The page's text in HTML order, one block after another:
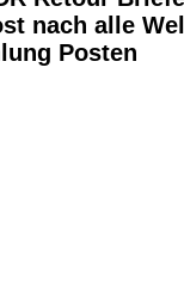
nach alle
Posten